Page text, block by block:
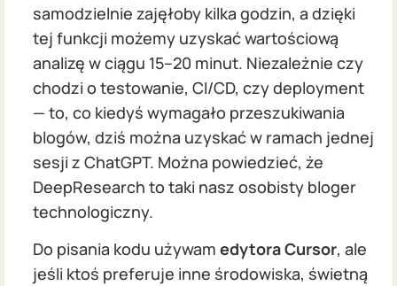
samodzielnie zajęłoby kilka godzin, a dzięki
tej funkcji możemy uzyskać wartościową
analizę w ciągu 15–20 minut. Niezależnie czy
chodzi o testowanie, CI/CD, czy deployment
— to, co kiedyś wymagało przeszukiwania
blogów, dziś można uzyskać w ramach jednej
sesji z ChatGPT. Można powiedzieć, że
DeepResearch to taki nasz osobisty bloger
technologiczny.
Do pisania kodu używam edytora Cursor, ale
jeśli ktoś preferuje inne środowiska, świetną